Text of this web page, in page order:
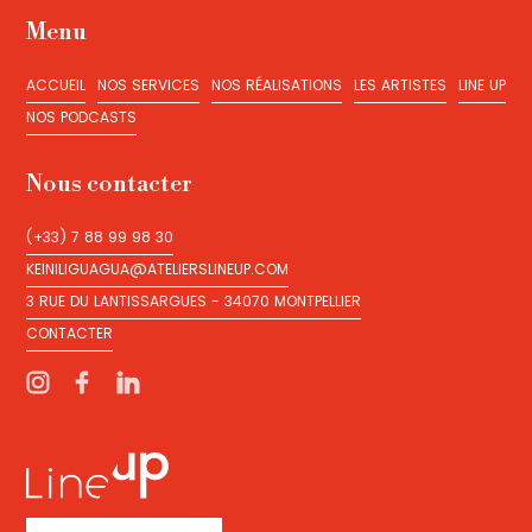
Menu
ACCUEIL
ACCUEIL
NOS SERVICES
NOS SERVICES
NOS RÉALISATIONS
LES ARTISTES
LINE UP
NOS PODCASTS
Nous contacter
(+33) 7 88 99 98 30
(+33) 7 88 99 98 30
KEINILIGUAGUA@ATELIERSLINEUP.COM
KEINILIGUAGUA@ATELIERSLINEUP.COM
3 RUE DU LANTISSARGUES - 34070 MONTPELLIER
3 RUE DU LANTISSARGUES - 34070 MONTPELLIER
CONTACTER